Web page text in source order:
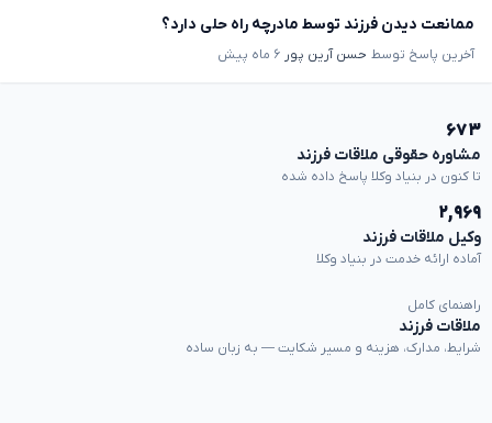
ممانعت دیدن فرزند توسط مادرچه راه حلی دارد؟
آخرین پاسخ توسط حسن آرین پور ۶ ماه پیش
۶۷۳
مشاوره حقوقی ملاقات فرزند
تا کنون در بنیاد وکلا پاسخ داده شده
۲,۹۶۹
وکیل ملاقات فرزند
آماده ارائه خدمت در بنیاد وکلا
راهنمای کامل
ملاقات فرزند
شرایط، مدارک، هزینه و مسیر شکایت — به زبان ساده